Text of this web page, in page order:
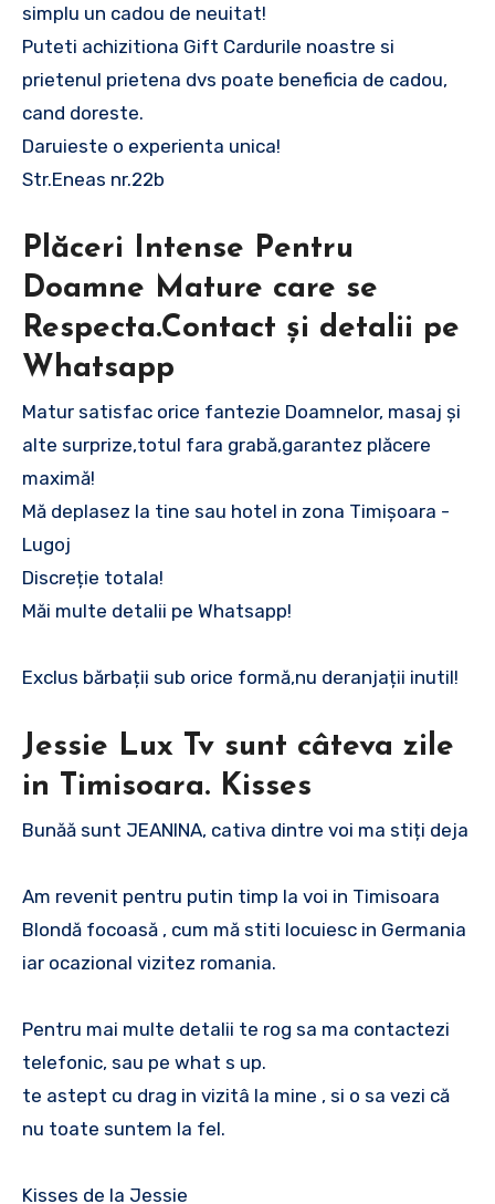
simplu un cadou de neuitat!
Puteti achizitiona Gift Cardurile noastre si
prietenul prietena dvs poate beneficia de cadou,
cand doreste.
Daruieste o experienta unica!
Str.Eneas nr.22b
Plăceri Intense Pentru
Doamne Mature care se
Respecta.Contact și detalii pe
Whatsapp
Matur satisfac orice fantezie Doamnelor, masaj și
alte surprize,totul fara grabă,garantez plăcere
maximă!
Mă deplasez la tine sau hotel in zona Timișoara -
Lugoj
Discreție totala!
Măi multe detalii pe Whatsapp!
Exclus bărbații sub orice formă,nu deranjații inutil!
Jessie Lux Tv sunt câteva zile
in Timisoara. Kisses
Bunăă sunt JEANINA, cativa dintre voi ma stiți deja
Am revenit pentru putin timp la voi in Timisoara
Blondă focoasă , cum mă stiti locuiesc in Germania
iar ocazional vizitez romania.
Pentru mai multe detalii te rog sa ma contactezi
telefonic, sau pe what s up.
te astept cu drag in vizitâ la mine , si o sa vezi că
nu toate suntem la fel.
Kisses de la Jessie